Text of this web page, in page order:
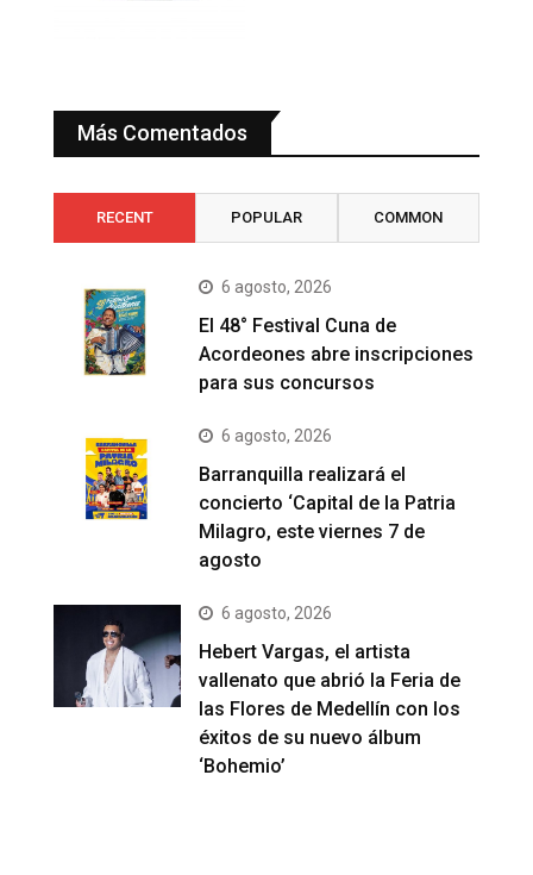
Más Comentados
RECENT POPULAR COMMON
6 agosto, 2026
El 48° Festival Cuna de
Acordeones abre inscripciones
para sus concursos
6 agosto, 2026
Barranquilla realizará el
concierto ‘Capital de la Patria
Milagro, este viernes 7 de
agosto
6 agosto, 2026
Hebert Vargas, el artista
vallenato que abrió la Feria de
las Flores de Medellín con los
éxitos de su nuevo álbum
‘Bohemio’